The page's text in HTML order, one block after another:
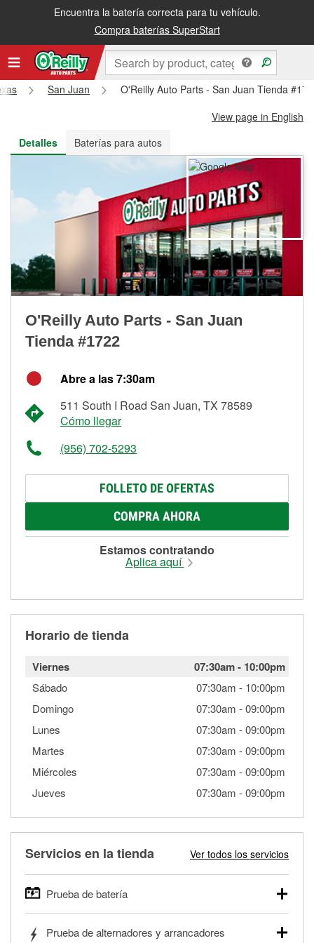
Encuentra la batería correcta para tu vehículo.
Compra baterías SuperStart
Recibe tu orden gratis al día siguiente o recógela en la tienda
San Juan
O'Reilly Auto Parts - San Juan Tienda
View page in English
Detalles
Baterías para autos
O'Reilly Auto Parts - San Juan
Tienda #1722
Abre a las 7:30am
511 South I Road San Juan, TX 78589
Cómo llegar
(956) 702-5293
FOLLETO DE OFERTAS
COMPRA AHORA
Estamos contratando
Aplica aquí
Horario de tienda
Viernes 07:30am- 10:00pm
Sábado 07:30am - 10:00pm
Domingo
07:30am -09:00pm
Lunes
07:30am -09:00pm
Martes
07:30am -09:00pm
Miércoles
07:30am -09:00pm
Jueves
07:30am -09:00pm
Servicios en la tienda Ver todos los servicios
Prueba de batería
autos, camionetas, SUVs, vehículos comerciales y
Prueba de alternadores y arrancadores